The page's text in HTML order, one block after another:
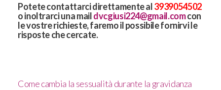
Potete contattarci direttamente al3939054502
o inoltrarci una maildvcgiusi224@gmail.comcon
le vostre richieste, faremo il possibile fornirvi le
risposte che cercate.
Come cambia la sessualità durante la gravidanza